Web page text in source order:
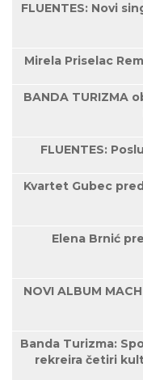
FLUENTES: Novi
Mirela Priselac
BANDA TURIZMA
FLUENTES:
Kvartet Gubec
Elena Brnić
NOVI ALBUM
Banda Turizma:
rekreira četiri